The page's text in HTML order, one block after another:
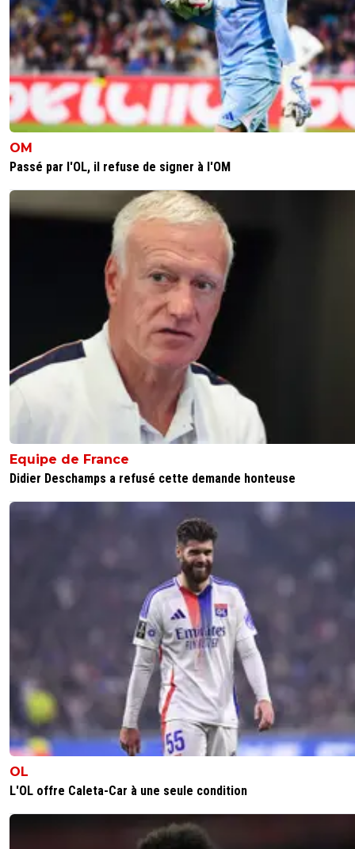
OM
Passé par l'OL, il refuse de signer à l'OM
Equipe de France
Didier Deschamps a refusé cette demande honteuse
OL
L'OL offre Caleta-Car à une seule condition